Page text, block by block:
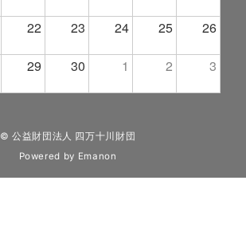
22 23 24 25 26
29 30 1 2 3
© 公益財団法人 四万十川財団
Powered by Emanon